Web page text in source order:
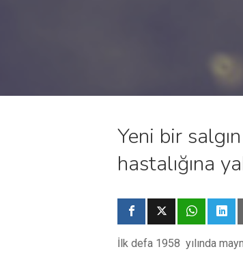
Yeni bir
hastalığına
İlk defa 1958 yılında